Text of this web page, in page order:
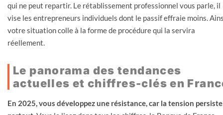
qui ne peut repartir. Le rétablissement professionnel vous parle, il
vise les entrepreneurs individuels dont le passif effraie moins.
votre situation colle à la forme de procédure qui la servira
réellement.
Le panorama des tendances
actuelles et chiffres-clés en
En 2025, vous développez une résistance, car la tension persiste